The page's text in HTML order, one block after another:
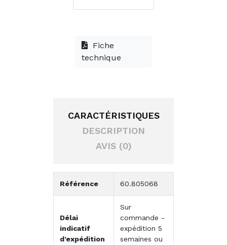
Fiche
technique
CARACTÉRISTIQUES
DESCRIPTION
AVIS (0)
Référence 60.805068
Délai
indicatif
d’expédition
Sur
commande -
expédition 5
semaines ou